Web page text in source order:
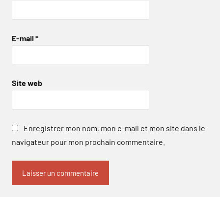
E-mail *
Site web
Enregistrer mon nom, mon e-mail et mon site dans le
navigateur pour mon prochain commentaire.